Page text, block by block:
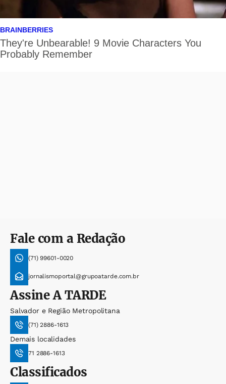
Fale com a Redação
(71) 99601-0020
jornalismoportal@grupoatarde.com.br
AssineA TARDE
Salvador e Região Metropolitana
(71) 2886-1613
Demais localidades
71 2886-1613
Classificados